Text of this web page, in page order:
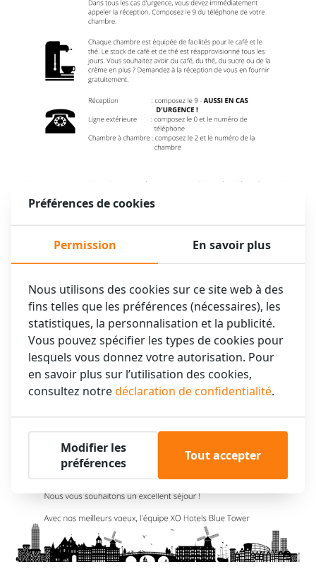
Préférences de cookies
Permission En savoir plus
Nous utilisons des cookies sur ce site web à des
fins telles que les préférences (nécessaires), les
statistiques, la personnalisation et la publicité.
Vous pouvez spécifier les types de cookies pour
lesquels vous donnez votre autorisation. Pour
en savoir plus sur l’utilisation des cookies,
consultez notredéclaration de confidentialité.
Modifier les
préférences
Tout accepter